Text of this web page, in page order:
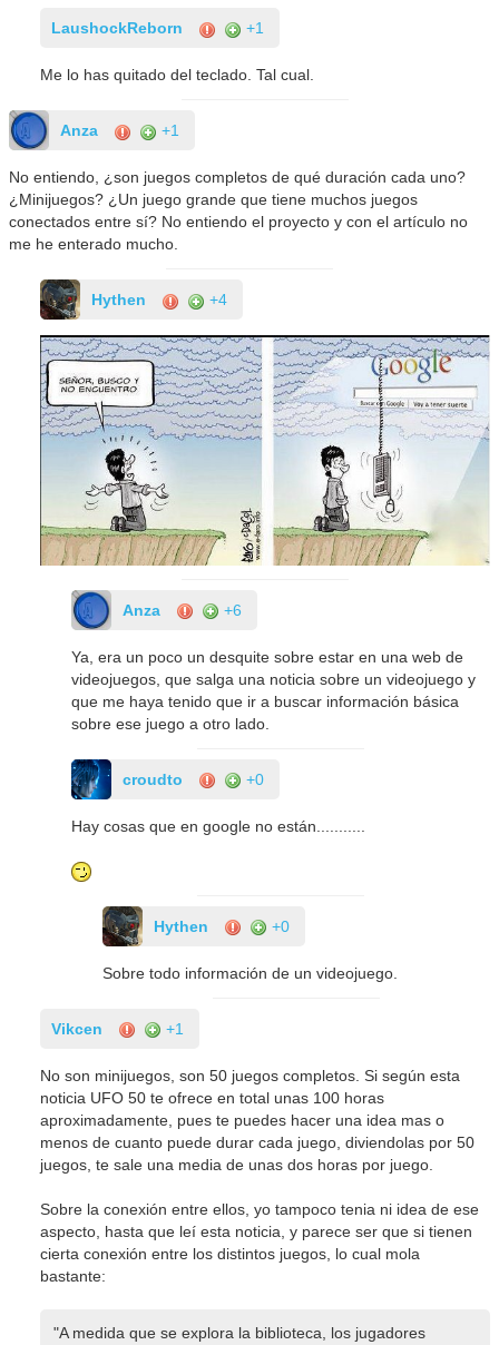
LaushockReborn +1
Me lo has quitado del teclado. Tal cual.
Anza +1
No entiendo, ¿son juegos completos de qué duración cada uno?
¿Minijuegos? ¿Un juego grande que tiene muchos juegos
conectados entre sí? No entiendo el proyecto y con el artículo no
me he enterado mucho.
Hythen +4
Anza +6
Ya, era un poco un desquite sobre estar en una web de
videojuegos, que salga una noticia sobre un videojuego y
que me haya tenido que ir a buscar información básica
sobre ese juego a otro lado.
croudto +0
Hay cosas que en google no están...........
Hythen +0
Sobre todo información de un videojuego.
Vikcen +1
No son minijuegos, son 50 juegos completos. Si según esta
noticia UFO 50 te ofrece en total unas 100 horas
aproximadamente, pues te puedes hacer una idea mas o
menos de cuanto puede durar cada juego, diviendolas por 50
juegos, te sale una media de unas dos horas por juego.
Sobre la conexión entre ellos, yo tampoco tenia ni idea de ese
aspecto, hasta que leí esta noticia, y parece ser que si tienen
cierta conexión entre los distintos juegos, lo cual mola
bastante:
"A medida que se explora la biblioteca, los jugadores